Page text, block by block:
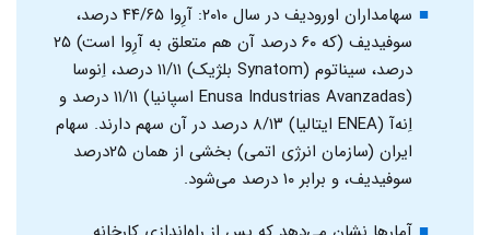
سهامداران اورودیف در سال ۲۰۱۰: آرِوا ۴۴/۶۵ درصد،
سوفیدیف (که ۶۰ درصد آن هم متعلق به آرِوا است) ۲۵
درصد، سیناتوم (Synatom بلژیک) ۱۱/۱۱ درصد، اِنوسا
(Enusa Industrias Avanzadas اسپانیا) ۱۱/۱۱ درصد و
اِنه‌آ (ENEA ایتالیا) ۸/۱۳ درصد در آن سهم دارند. سهام
ایران (سازمان انرژی اتمی) بخشی از همان ۲۵درصد
سوفیدیف، و برابر ۱۰ درصد می‌شود.